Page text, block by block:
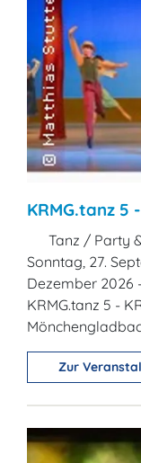
KRMG.tanz 5
Tanz / Party
Sonntag, 27.
Dezember 2026
KRMG.tanz 5 -
Zur